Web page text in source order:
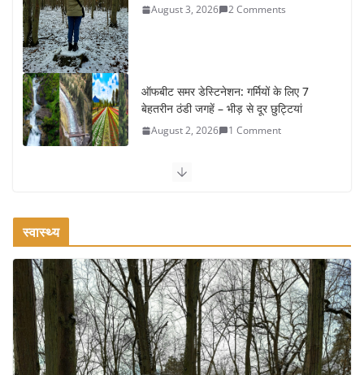
August 3, 2026 2 Comments
ऑफबीट समर डेस्टिनेशन: गर्मियों के लिए 7
बेहतरीन ठंडी जगहें – भीड़ से दूर छुट्टियां
August 2, 2026 1 Comment
कश्मीर यात्रा गाइड: प्राकृतिक सुंदरता और
वजन घटाने के लिए 8 बेहतरीन वॉकिंग
एक्सरसाइज: 1 महीने में पाएं 3-4 किलो कम
वजन
July 31, 2026 1 Comment
16 ज़रूरी कीबोर्ड शॉर्टकट्स जो आपकी
स्वास्थ्य